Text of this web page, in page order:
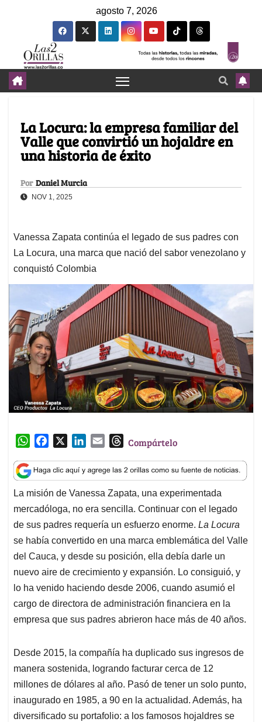
agosto 7, 2026
La Locura: la empresa familiar del
Valle que convirtió un hojaldre en
una historia de éxito
Por Daniel Murcia
NOV 1, 2025
Vanessa Zapata continúa el legado de sus padres con
La Locura, una marca que nació del sabor venezolano y
conquistó Colombia
W
a
t
s
A
p
p
c
e
b
o
o
k
n
k
e
d
I
n
a
i
l
T
r
e
a
d
s
Compártelo
La misión de Vanessa Zapata, una experimentada
mercadóloga, no era sencilla. Continuar con el legado
de sus padres requería un esfuerzo enorme. La Locura
se había convertido en una marca emblemática del Valle
del Cauca, y desde su posición, ella debía darle un
nuevo aire de crecimiento y expansión. Lo consiguió, y
lo ha venido haciendo desde 2006, cuando asumió el
cargo de directora de administración financiera en la
empresa que sus padres abrieron hace más de 40 años.
Desde 2015, la compañía ha duplicado sus ingresos de
manera sostenida, logrando facturar cerca de 12
millones de dólares al año. Pasó de tener un solo punto,
inaugurado en 1985, a 90 en la actualidad. Además, ha
diversificado su portafolio: a los famosos hojaldres se